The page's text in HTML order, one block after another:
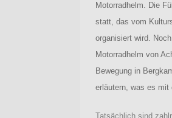
Motorradhelm. Die
statt, das vom
organisiert wird.
Motorradhelm von
Bewegung in
erläutern, was es mit
Tatsächlich sind